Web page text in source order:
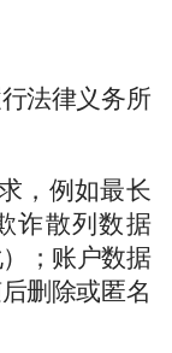
法律义务所
，例如最长
诈散列数据
；账户数据
删除或匿名